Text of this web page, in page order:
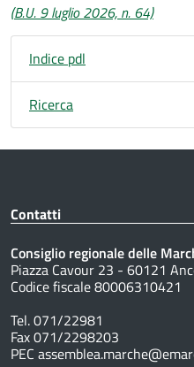
(B.U. 9 luglio 2026, n. 64)
Indice pdl
Ricerca
Contatti
Consiglio regionale delle
Piazza Cavour 23 - 60121
Codice fiscale 80006310421
Tel. 071/22981
Fax 071/2298203
PEC